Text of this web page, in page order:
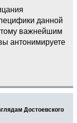
данной
важнейшим
антонимируете
Достоевского